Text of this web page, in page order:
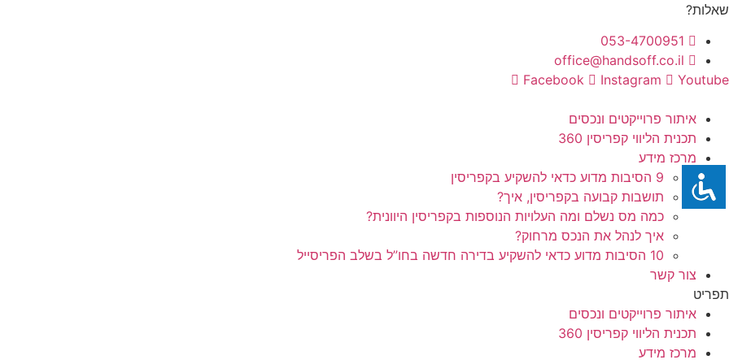
דלג
שאלות?
053-4700951
office@handsoff.co.il
Facebook
Instagram Youtube
איתור פרוייקטים ונכסים
תכנית הליווי קפריסין 360
מרכז מידע
9 הסיבות מדוע כדאי להשקיע בקפריסין
תושבות קבועה בקפריסין, איך?
כמה מס נשלם ומה העלויות הנוספות בקפריסין היוונית?
איך לנהל את הנכס מרחוק?
10 הסיבות מדוע כדאי להשקיע בדירה חדשה בחו”ל בשלב הפריסייל
צור קשר
תפריט
איתור פרוייקטים ונכסים
תכנית הליווי קפריסין 360
מרכז מידע